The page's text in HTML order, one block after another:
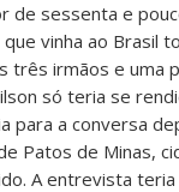
de sessenta e
vinha ao Brasil
três irmãos e uma
só teria se
para a conversa
Patos de Minas,
A entrevista